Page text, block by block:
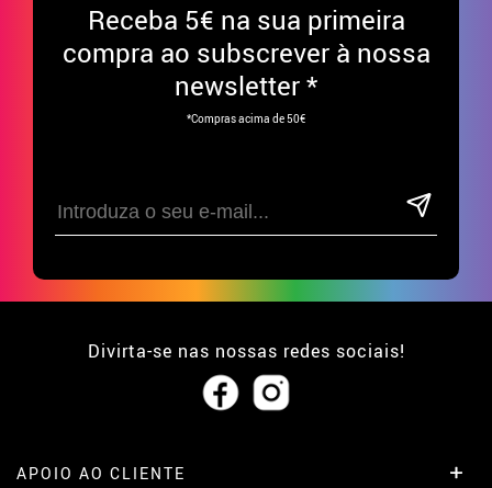
Receba 5€ na sua primeira
compra ao subscrever à nossa
newsletter *
*Compras acima de 50€
Divirta-se nas nossas redes sociais!
APOIO AO CLIENTE